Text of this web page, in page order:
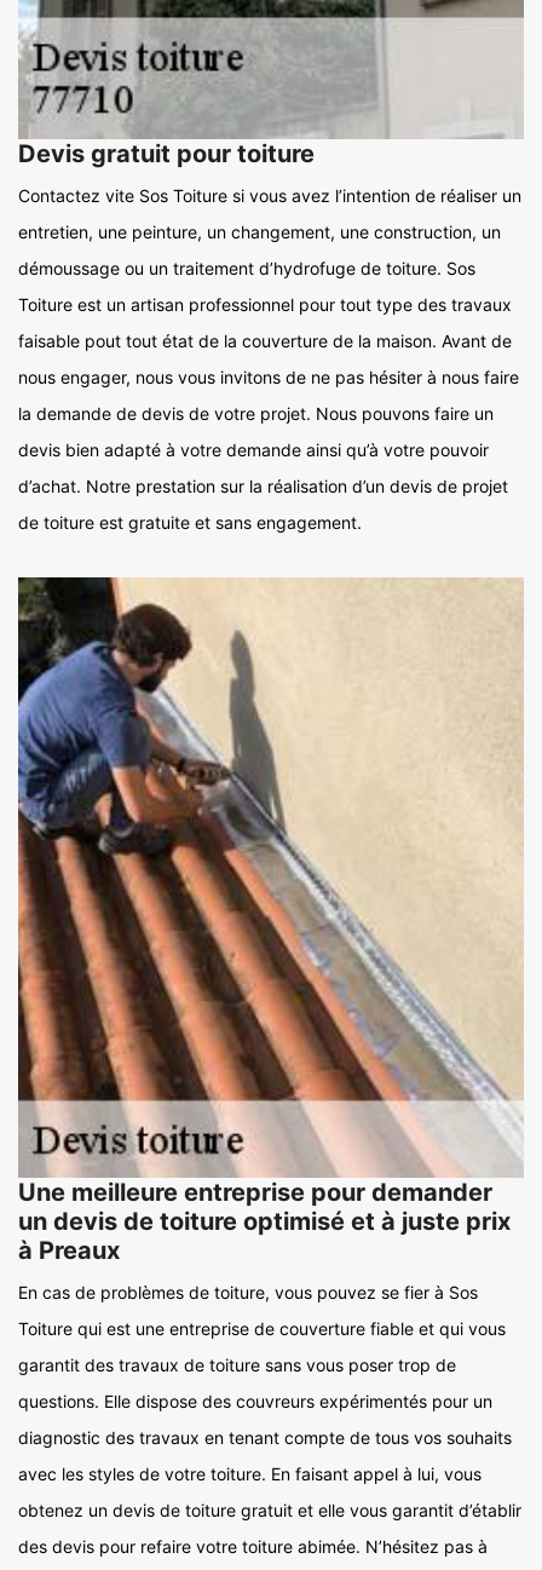
Devis gratuit pour toiture
Contactez vite Sos Toiture si vous avez l’intention de réaliser un
entretien, une peinture, un changement, une construction, un
démoussage ou un traitement d’hydrofuge de toiture. Sos
Toiture est un artisan professionnel pour tout type des travaux
faisable pout tout état de la couverture de la maison. Avant de
nous engager, nous vous invitons de ne pas hésiter à nous faire
la demande de devis de votre projet. Nous pouvons faire un
devis bien adapté à votre demande ainsi qu’à votre pouvoir
d’achat. Notre prestation sur la réalisation d’un devis de projet
de toiture est gratuite et sans engagement.
Une meilleure entreprise pour demander
un devis de toiture optimisé et à juste prix
à Preaux
En cas de problèmes de toiture, vous pouvez se fier à Sos
Toiture qui est une entreprise de couverture fiable et qui vous
garantit des travaux de toiture sans vous poser trop de
questions. Elle dispose des couvreurs expérimentés pour un
diagnostic des travaux en tenant compte de tous vos souhaits
avec les styles de votre toiture. En faisant appel à lui, vous
obtenez un devis de toiture gratuit et elle vous garantit d’établir
des devis pour refaire votre toiture abimée. N’hésitez pas à